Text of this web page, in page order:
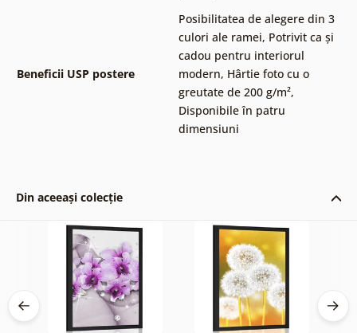
Beneficii USP postere
Posibilitatea de alegere din 3
culori ale ramei, Potrivit ca și
cadou pentru interiorul
modern, Hârtie foto cu o
greutate de 200 g/m²,
Disponibile în patru
dimensiuni
Din aceeași colecție